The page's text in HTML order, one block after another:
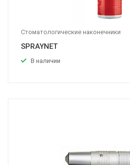
Стоматологические наконечники
SPRAYNET
В наличии